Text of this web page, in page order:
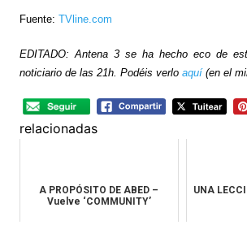
Fuente: TVline.com
EDITADO: Antena 3 se ha hecho eco de
noticiario de las 21h. Podéis verlo aquí(en el
relacionadas
A PROPÓSITO DE ABED –
Vuelve ‘COMMUNITY’
UNA